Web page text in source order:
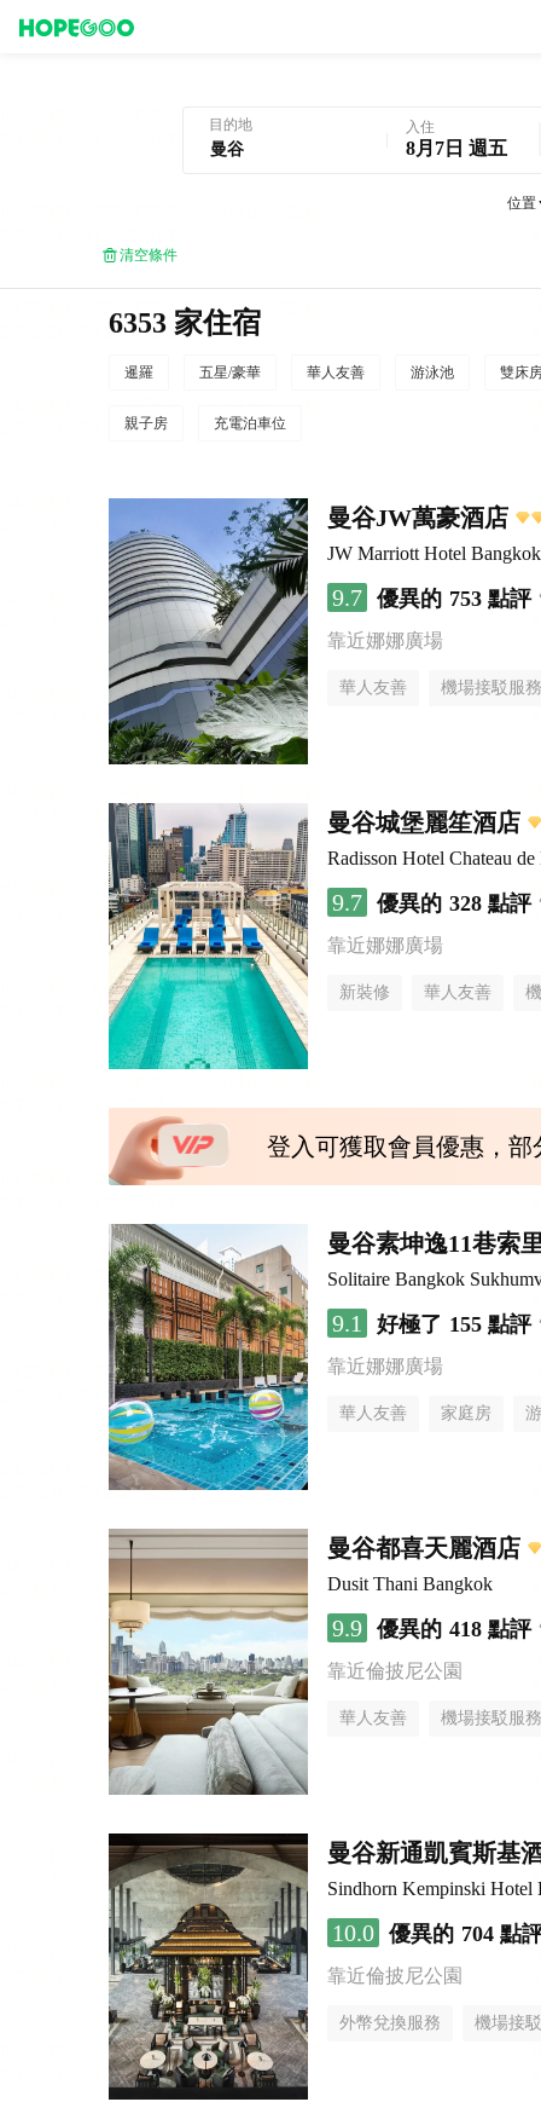
目的地 入住
8月7日 週五
位置
清空條件
6353 家住宿
暹羅 五星/豪華 華人友善 游泳池 雙床
親子房 充電泊車位
曼谷JW萬豪酒店
JW Marriott Hotel Bangkok
9.7 優異的 753 點評
靠近娜娜廣場
華人友善 機場接駁服務
曼谷城堡麗笙酒店
Radisson Hotel Chateau
9.7 優異的 328 點評
靠近娜娜廣場
新裝修 華人友善
登入可獲取會員優惠，
曼谷素坤逸11巷索
Solitaire Bangkok
9.1 好極了 155 點評
靠近娜娜廣場
華人友善 家庭房
曼谷都喜天麗酒店
Dusit Thani Bangkok
9.9 優異的 418 點評
靠近倫披尼公園
華人友善 機場接駁服務
曼谷新通凱賓斯基
Sindhorn Kempinski Hotel
10.0 優異的 704 點
靠近倫披尼公園
外幣兌換服務 機場接